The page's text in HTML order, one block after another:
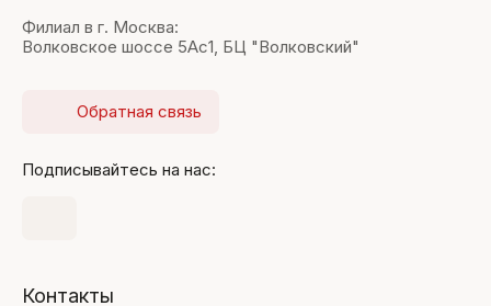
Филиал в г. Москва:
Волковское шоссе 5Ас1, БЦ "Волковский"
Обратная связь
Подписывайтесь на нас:
Контакты